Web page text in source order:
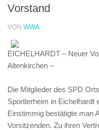
Vorstand
VON WWA
EICHELHARDT – Neuer
Altenkirchen –
Die Mitglieder des SPD
Sportlerheim in Eichelhardt
Einstimmig bestätigte man
Vorsitzenden. Zu ihren